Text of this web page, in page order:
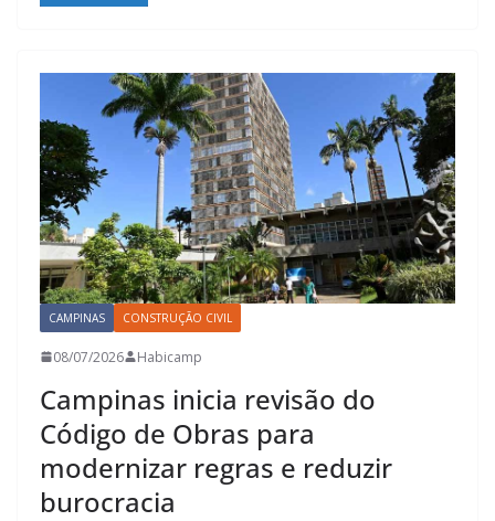
CAMPINAS CONSTRUÇÃO CIVIL
08/07/2026 Habicamp
Campinas inicia revisão do
Código de Obras para
modernizar regras e reduzir
burocracia